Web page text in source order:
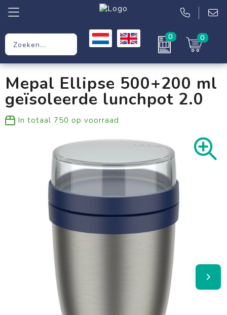
0 0
Werkkleding
Kleding
Mepal Ellipse 500+200 ml
geïsoleerde lunchpot 2.0
In totaal 750 op voorraad